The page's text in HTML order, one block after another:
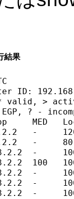
結果
ID:
* valid, >
? -
-
-
100
-
-
-